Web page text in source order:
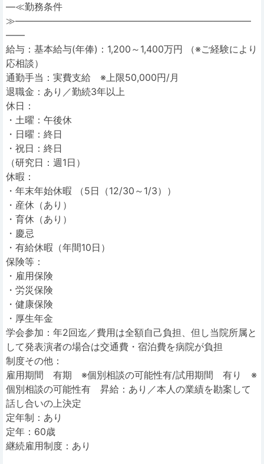
―≪勤務条件
≫―――――――――――――――――――――――――
――
給与：基本給与(年俸)：1,200～1,400万円 （※ご経験により
応相談）
通勤手当：実費支給 ※上限50,000円/月
退職金：あり／勤続3年以上
休日：
・土曜：午後休
・日曜：終日
・祝日：終日
（研究日：週1日）
休暇：
・年末年始休暇 （5日（12/30～1/3））
・産休（あり）
・育休（あり）
・慶忌
・有給休暇（年間10日）
保険等：
・雇用保険
・労災保険
・健康保険
・厚生年金
学会参加：年2回迄／費用は全額自己負担、但し当院所属と
して発表演者の場合は交通費・宿泊費を病院が負担
制度その他：
雇用期間 有期 ※個別相談の可能性有/試用期間 有り ※
個別相談の可能性有 昇給：あり／本人の業績を勘案して
話し合いの上決定
定年制：あり
定年：60歳
継続雇用制度：あり